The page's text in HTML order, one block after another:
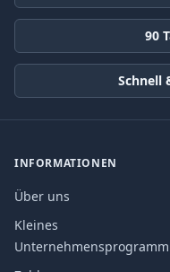
90
Schnell
INFORMATIONEN
Über uns
Kleines
Unternehmensprogramm